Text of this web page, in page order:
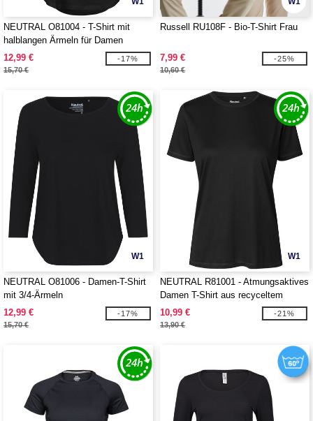
NEUTRAL O81004 - T-Shirt mit
halblangen Ärmeln für Damen
12,99 €
15,70 €
-17%
Russell RU108F - Bio-T-Shirt Frau
7,99 €
10,60 €
-25%
W1
NEUTRAL O81006 - Damen-T-Shirt
mit 3/4-Ärmeln
12,99 €
15,70 €
-17%
W1
NEUTRAL R81001 - Atmungsaktives
Damen T-Shirt aus recyceltem
Polyester
10,99 €
13,90 €
-21%